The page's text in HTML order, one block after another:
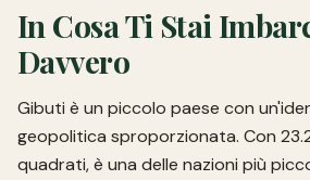
In Cosa Ti Stai
Davvero
Gibuti è un piccolo paese con
geopolitica sproporzionata. Con
quadrati, è una delle nazioni più